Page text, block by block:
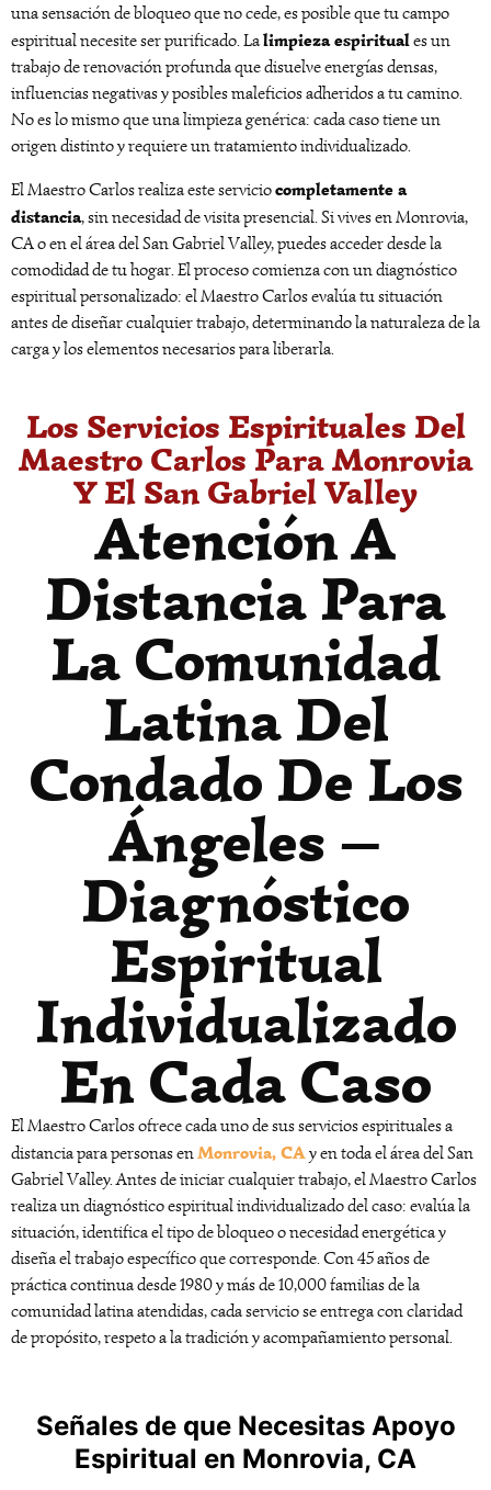
una sensación de bloqueo que no cede, es posible que tu campo
espiritual necesite ser purificado. Lalimpieza espirituales un
trabajo de renovación profunda que disuelve energías densas,
influencias negativas y posibles maleficios adheridos a tu camino.
No es lo mismo que una limpieza genérica: cada caso tiene un
origen distinto y requiere un tratamiento individualizado.
El Maestro Carlos realiza este serviciocompletamente a
distancia, sin necesidad de visita presencial. Si vives en Monrovia,
CA o en el área del San Gabriel Valley, puedes acceder desde la
comodidad de tu hogar. El proceso comienza con un diagnóstico
espiritual personalizado: el Maestro Carlos evalúa tu situación
antes de diseñar cualquier trabajo, determinando la naturaleza de la
carga y los elementos necesarios para liberarla.
Los Servicios Espirituales Del
Maestro Carlos Para Monrovia
Y El San Gabriel Valley
Atención A
Distancia Para
La Comunidad
Latina Del
Condado De Los
Ángeles —
Diagnóstico
Espiritual
Individualizado
En Cada Caso
El Maestro Carlos ofrece cada uno de sus servicios espirituales a
distancia para personas enMonrovia, CAy en toda el área del San
Gabriel Valley. Antes de iniciar cualquier trabajo, el Maestro Carlos
realiza un diagnóstico espiritual individualizado del caso: evalúa la
situación, identifica el tipo de bloqueo o necesidad energética y
diseña el trabajo específico que corresponde. Con 45 años de
práctica continua desde 1980 y más de 10,000 familias de la
comunidad latina atendidas, cada servicio se entrega con claridad
de propósito, respeto a la tradición y acompañamiento personal.
Señales de que Necesitas Apoyo
Espiritual en Monrovia, CA